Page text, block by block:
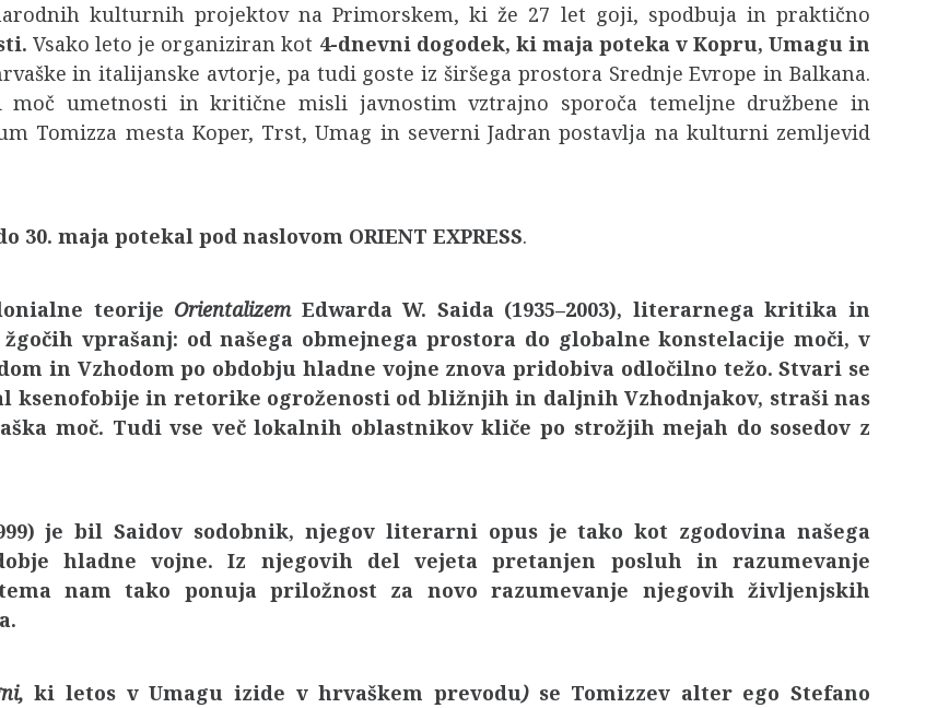
kulturnih projektov na Primorskem, ki že 27 let goji, spodbuja in praktično
Vsako leto je organiziran kot 4-dnevni dogodek, ki maja poteka v Kopru, Umagu in
in italijanske avtorje, pa tudi goste iz širšega prostora Srednje Evrope in Balkana.
moč umetnosti in kritične misli javnostim vztrajno sporoča temeljne družbene in
Tomizza mesta Koper, Trst, Umag in severni Jadran postavlja na kulturni zemljevid
30. maja potekal pod naslovom ORIENT EXPRESS.
teorije OrientalizemEdwarda W. Saida (1935–2003), literarnega kritika in
vprašanj: od našega obmejnega prostora do globalne konstelacije moči, v
in Vzhodom po obdobju hladne vojne znova pridobiva odločilno težo. Stvari se
ksenofobije in retorike ogroženosti od bližnjih in daljnih Vzhodnjakov, straši nas
moč. Tudi vse več lokalnih oblastnikov kliče po strožjih mejah do sosedov z
je bil Saidov sodobnik, njegov literarni opus je tako kot zgodovina našega
hladne vojne. Iz njegovih del vejeta pretanjen posluh in razumevanje
nam tako ponuja priložnost za novo razumevanje njegovih življenjskih
ki letos v Umagu izide v hrvaškem prevodu) se Tomizzev alter ego Stefano